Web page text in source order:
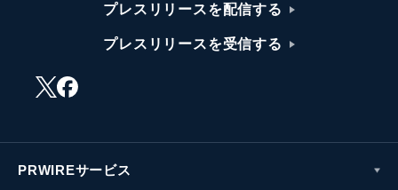
プレスリリースを配信する
プレスリリースを受信する
PRWIREサービス